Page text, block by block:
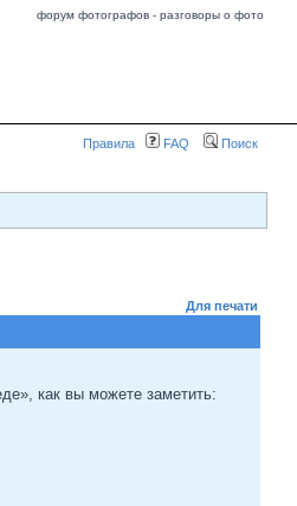
форум фотографов - разговоры о фото
Правила FAQ Поиск
Для печати
как вы можете заметить: